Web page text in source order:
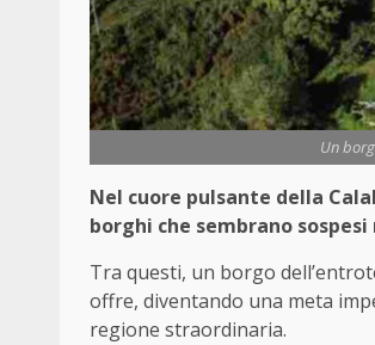
Un
Nel cuore pulsante della
borghi che sembrano
Tra questi, un borgo
offre, diventando una meta
regione straordinaria.